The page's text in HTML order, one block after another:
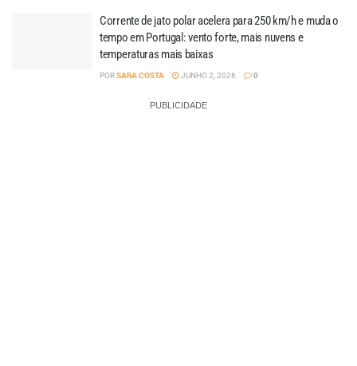
Corrente de jato polar acelera para 250 km/h e muda o
tempo em Portugal: vento forte, mais nuvens e
temperaturas mais baixas
PORSARA COSTA JUNHO 2, 2026 0
PUBLICIDADE